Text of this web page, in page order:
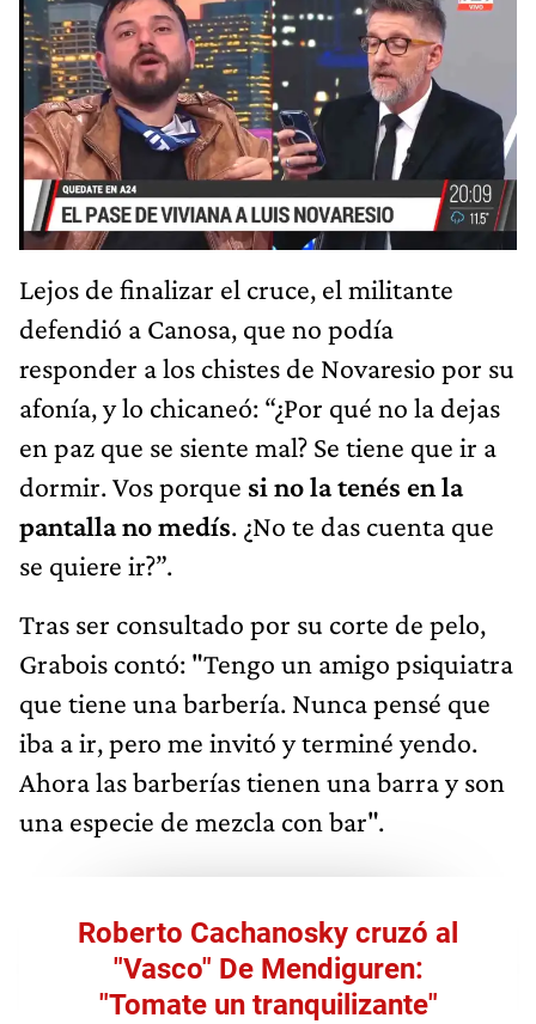
Lejos de finalizar el cruce, el militante
defendió a Canosa, que no podía
responder a los chistes de Novaresio por su
afonía, y lo chicaneó: “¿Por qué no la dejas
en paz que se siente mal? Se tiene que ir a
dormir. Vos porque si no la tenés en la
pantalla no medís. ¿No te das cuenta que
se quiere ir?”.
Tras ser consultado por su corte de pelo,
Grabois contó: "Tengo un amigo psiquiatra
que tiene una barbería. Nunca pensé que
iba a ir, pero me invitó y terminé yendo.
Ahora las barberías tienen una barra y son
una especie de mezcla con bar".
Roberto Cachanosky cruzó al
"Vasco" De Mendiguren:
"Tomate un tranquilizante"